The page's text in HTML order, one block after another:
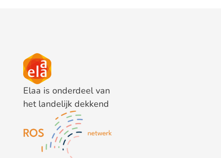
Elaa is onderdeel van
het landelijk dekkend